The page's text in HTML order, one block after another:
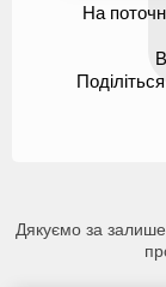
На
Дякуємо за